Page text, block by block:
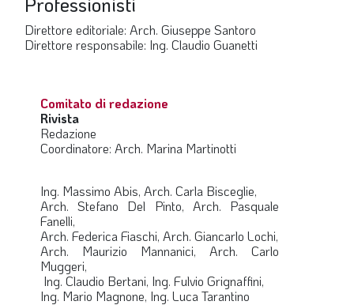
FOCUS
PROFESSIONE
LE FOTO DEL FIL ROUGE
IN QUESTO NUMERO
SPAZIO APERTO
GOVERNANCE
FONDAZIONE
ASSOCIAZIONI
Direttore editoriale: Arch. Giuseppe Santoro
Direttore responsabile: Ing. Claudio Guanetti
Comitato di redazione
Rivista
Redazione
Coordinatore: Arch. Marina Martinotti
Ing. Massimo Abis, Arch. Carla Bisceglie,
Arch. Stefano Del Pinto, Arch. Pasquale
Fanelli,
Arch. Federica Fiaschi, Arch. Giancarlo Lochi,
Arch. Maurizio Mannanici, Arch. Carlo
Muggeri,
Ing. Claudio Bertani, Ing. Fulvio Grignaffini,
Ing. Mario Magnone, Ing. Luca Tarantino